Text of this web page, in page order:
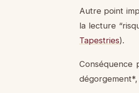
Autre point
la lecture
Tapestries).
Conséquence